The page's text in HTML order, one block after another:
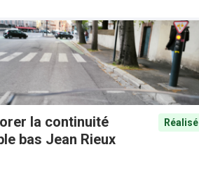
la continuité
bas Jean Rieux
Réalisé